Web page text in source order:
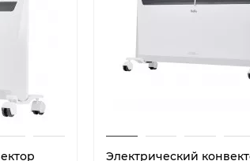
Электрический